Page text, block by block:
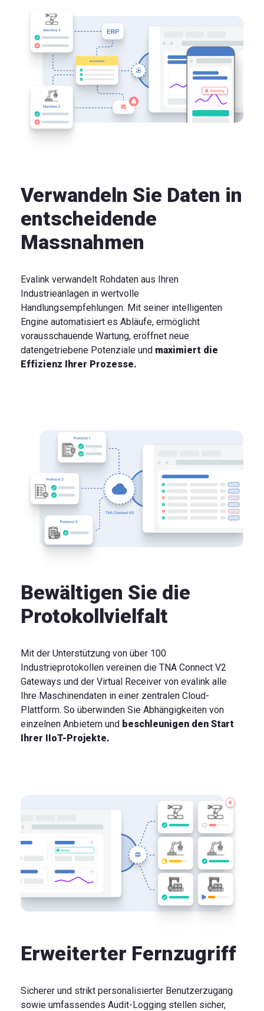
Verwandeln Sie Daten in
entscheidende
Massnahmen
Evalink verwandelt Rohdaten aus Ihren
Industrieanlagen in wertvolle
Handlungsempfehlungen. Mit seiner intelligenten
Engine automatisiert es Abläufe, ermöglicht
vorausschauende Wartung, eröffnet neue
datengetriebene Potenziale und maximiert die
Effizienz Ihrer Prozesse.
Bewältigen Sie die
Protokollvielfalt
Mit der Unterstützung von über 100
Industrieprotokollen vereinen die TNA Connect V2
Gateways und der Virtual Receiver von evalink alle
Ihre Maschinendaten in einer zentralen Cloud-
Plattform. So überwinden Sie Abhängigkeiten von
einzelnen Anbietern und beschleunigen den Start
Ihrer IIoT-Projekte.
Erweiterter Fernzugriff
Sicherer und strikt personalisierter Benutzerzugang
sowie umfassendes Audit-Logging stellen sicher,